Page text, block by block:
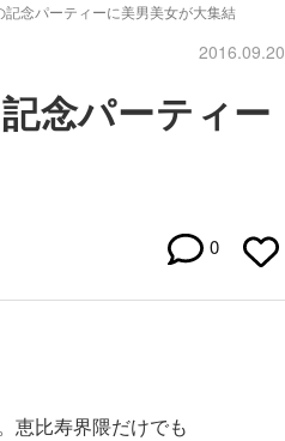
念パーティーに美男美女が大集結
2016.09.20
念パーティー
0
恵比寿界隈だけでも